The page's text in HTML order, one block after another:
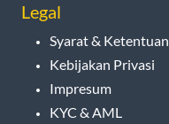
Legal
Syarat & Ketentuan
Kebijakan Privasi
Impresum
KYC & AML